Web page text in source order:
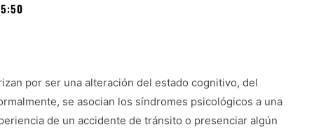
por ser una alteración del estado cognitivo, del
se asocian los síndromes psicológicos a una
de un accidente de tránsito o presenciar algún